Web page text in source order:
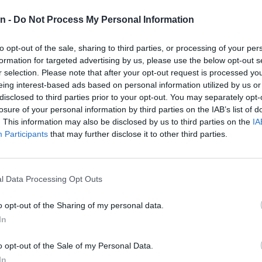
- Do Not Process My Personal Information
opt-out of the sale, sharing to third parties, or processing of your
for targeted advertising by us, please use the below opt-out
selection. Please note that after your opt-out request is processed
interest-based ads based on personal information utilized by us
to third parties prior to your opt-out. You may separately
of your personal information by third parties on the IAB’s list of
This information may also be disclosed by us to third parties on the
Participants that may further disclose it to other third parties.
Data Processing Opt Outs
opt-out of the Sharing of my personal data.
opt-out of the Sale of my Personal Data.
zakon, predstavnike sindikata Premogovnika
razvojne agencije in člane delovne skupine za
Velenje.
izstopa te regije iz dejavnosti
, izstop pa se bo vršil z ukrepi, ki bodo namenjeni
ter odpravi negativnih posledic predčasnega
premoga
kot energenta v Termoelektrarni Šoštanj.
Velenje.
občine Velenje Peter Dermol in župan Občine
izredno sejo Sveta Mestne občine Velenje in